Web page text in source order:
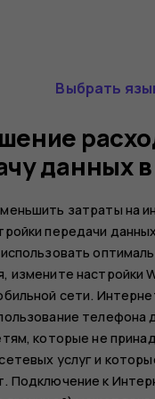
Выбрать
данных
затраты на
передачи
измените настройки
сети.
телефона
которые не
услуг и
Подключение к